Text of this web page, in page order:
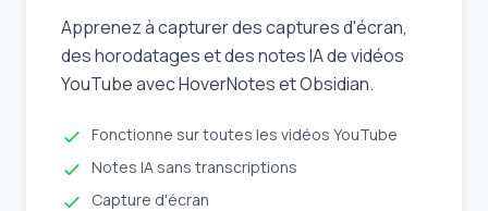
Apprenez à capturer des captures d'écran,
des horodatages et des notes IA de vidéos
YouTube avec HoverNotes et Obsidian.
Fonctionne sur toutes les vidéos YouTube
Notes IA sans transcriptions
Capture d'écran